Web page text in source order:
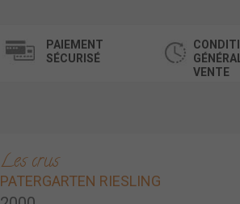
PAIEMENT
SÉCURISÉ
VENTE
Les crus
PATERGARTEN RIESLING